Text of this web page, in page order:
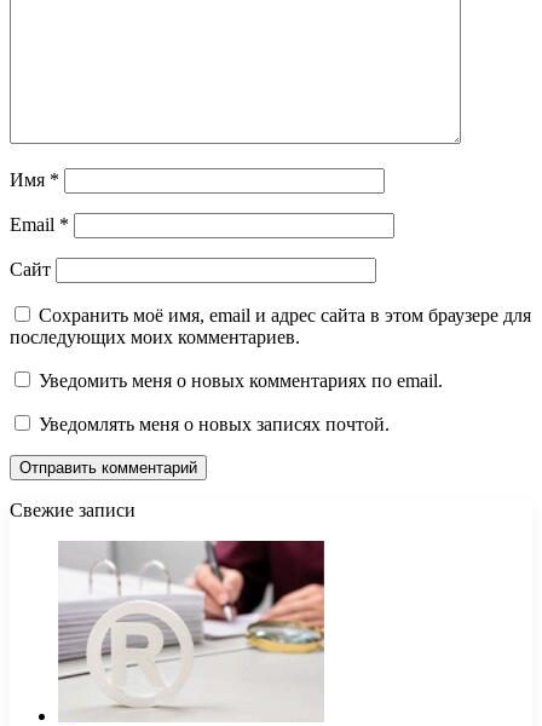
Имя *
Email *
Сайт
Сохранить моё имя, email и адрес сайта в этом браузере для
последующих моих комментариев.
Уведомить меня о новых комментариях по email.
Уведомлять меня о новых записях почтой.
Свежие записи